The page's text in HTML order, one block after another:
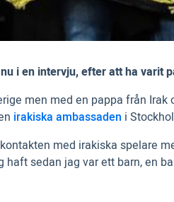
i en intervju, efter att ha
men med en pappa från
irakiska ambassaden i
med irakiska spelare
sedan jag var ett barn, en